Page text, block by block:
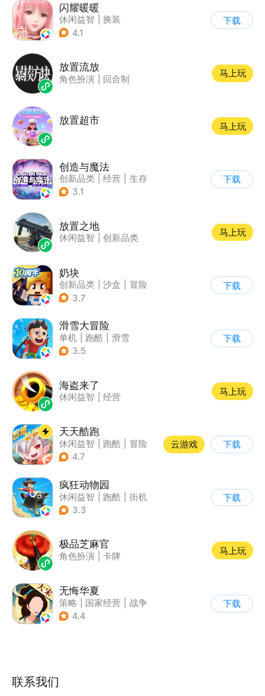
闪耀暖暖
休闲益智
换装
| 美少女
4.1
下载
放置流放
角色扮演 回合制
马上玩
放置超市
马上玩
创造与魔法
创新品类 经营
生存
| 开放世界
3.1
下载
放置之地
休闲益智 创新品类
马上玩
奶块
创新品类 沙盒
冒险
| 开放世界
3.7
下载
滑雪大冒险
单机 跑酷
滑雪
| 游道易
3.5
下载
海盗来了
休闲益智 经营
马上玩
天天酷跑
休闲益智 跑酷
冒险
| 萌系
4.7
云游戏 下载
疯狂动物园
休闲益智 跑酷
街机
| 像素风
3.3
下载
极品芝麻官
角色扮演 卡牌
马上玩
无悔华夏
策略 国家经营
战争
| 中国风
4.4
下载
联系我们